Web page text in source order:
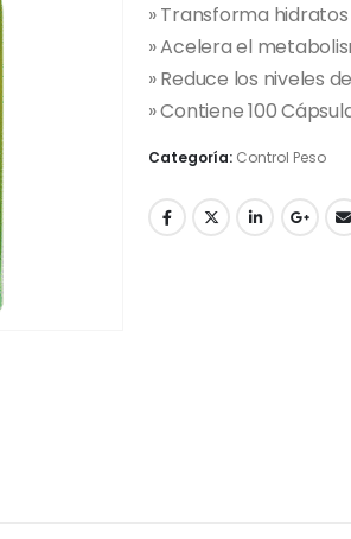
» Transforma
» Acelera el
» Reduce los niveles
» Contiene 100
Categoría: Control Peso